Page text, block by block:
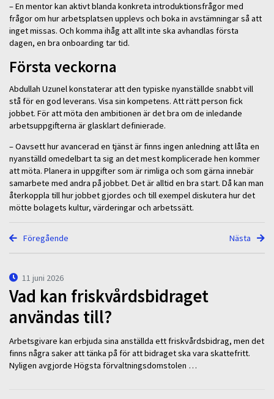
– En mentor kan aktivt blanda konkreta introduktionsfrågor med
frågor om hur arbetsplatsen upplevs och boka in avstämningar så att
inget missas. Och komma ihåg att allt inte ska avhandlas första
dagen, en bra onboarding tar tid.
Första veckorna
Abdullah Uzunel konstaterar att den typiske nyanställde snabbt vill
stå för en god leverans. Visa sin kompetens. Att rätt person fick
jobbet. För att möta den ambitionen är det bra om de inledande
arbetsuppgifterna är glasklart definierade.
– Oavsett hur avancerad en tjänst är finns ingen anledning att låta en
nyanställd omedelbart ta sig an det mest komplicerade hen kommer
att möta. Planera in uppgifter som är rimliga och som gärna innebär
samarbete med andra på jobbet. Det är alltid en bra start. Då kan man
återkoppla till hur jobbet gjordes och till exempel diskutera hur det
mötte bolagets kultur, värderingar och arbetssätt.
Föregående Nästa
11 juni 2026
Vad kan friskvårdsbidraget
användas till?
Arbetsgivare kan erbjuda sina anställda ett friskvårdsbidrag, men det
finns några saker att tänka på för att bidraget ska vara skattefritt.
Nyligen avgjorde Högsta förvaltningsdomstolen …